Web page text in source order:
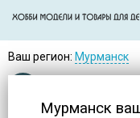
Ваш регион: Мурманск
Мурманск